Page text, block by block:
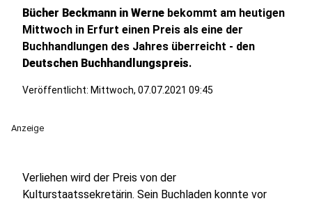
Bücher Beckmann in Werne bekommt am heutigen
Mittwoch in Erfurt einen Preis als eine der
Buchhandlungen des Jahres überreicht - den
Deutschen Buchhandlungspreis.
Veröffentlicht: Mittwoch, 07.07.2021 09:45
Anzeige
Verliehen wird der Preis von der
Kulturstaatssekretärin. Sein Buchladen konnte vor